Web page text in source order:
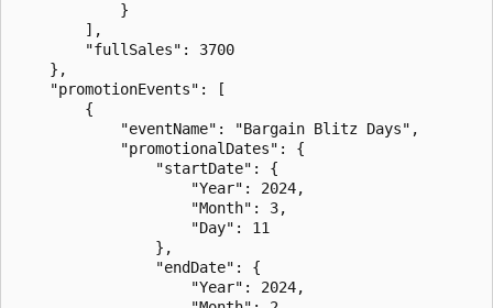
            }
        ],
        "fullSales": 3700
    },
    "promotionEvents": [
        {
            "eventName": "Bargain Blitz Days",
            "promotionalDates": {
                "startDate": {
                    "Year": 2024,
                    "Month": 3,
                    "Day": 11
                },
                "endDate": {
                    "Year": 2024,